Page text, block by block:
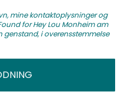
mine kontaktoplysninger og
for Hey Lou Monheim am
i overensstemmelse